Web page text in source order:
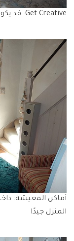
Get Creative: قد يكون العقار مثاليًا لورشة عمل أو استوديو فنان
أماكن المعيشة:
المنزل جيدًا